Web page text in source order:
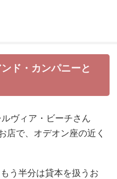
ド・カンパニーと
ヴィア・ビーチさん
店で、オデオン座の近く
う半分は貸本を扱うお